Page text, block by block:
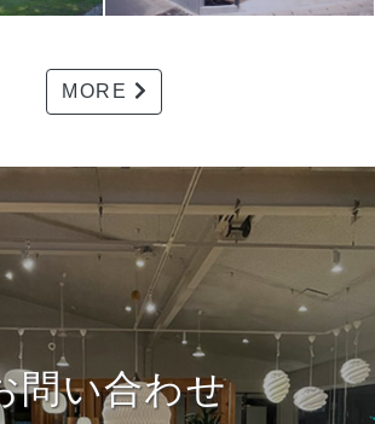
MORE
問い合わせ